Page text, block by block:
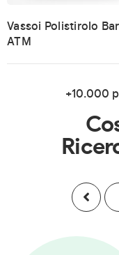
Vassoi Polistirolo
ATM
+10.000